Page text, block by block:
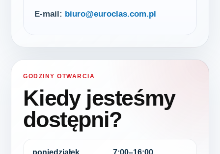
E-mail: biuro@euroclas.com.pl
GODZINY OTWARCIA
Kiedy jesteśmy
dostępni?
poniedziałek 7:00–16:00